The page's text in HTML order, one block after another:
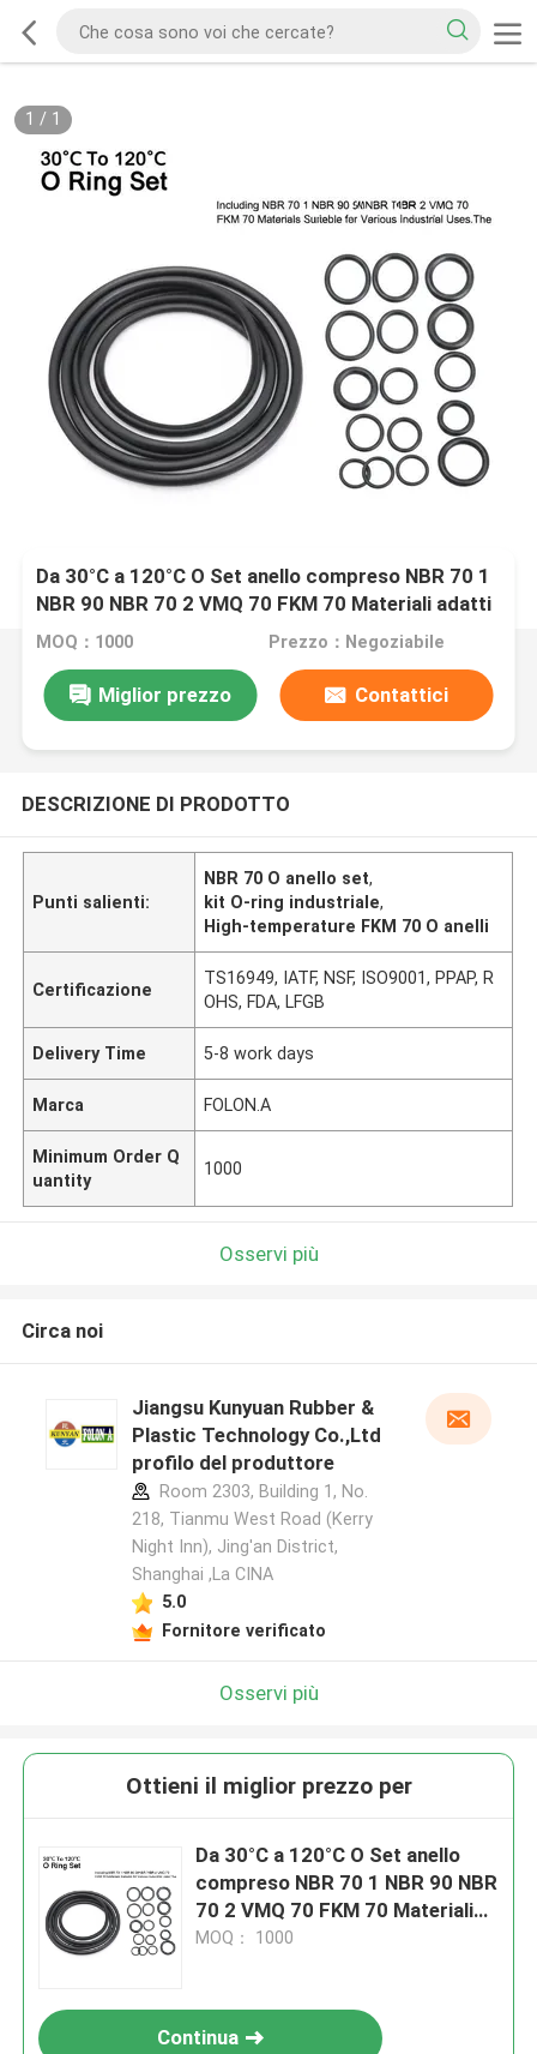
1 / 1
Da 30°C a 120°C O Set anello compreso NBR 70 1
NBR 90 NBR 70 2 VMQ 70 FKM 70 Materiali adatti
a vari usi industriali
MOQ：1000 Prezzo：Negoziabile
Miglior prezzo Contattici
DESCRIZIONE DI PRODOTTO
Punti salienti:
NBR 70 O anello set,
kit O-ring industriale,
High-temperature FKM 70 O anelli
Certificazione
TS16949, IATF, NSF, ISO9001, PPAP, R
OHS, FDA, LFGB
Delivery Time 5-8 work days
Marca FOLON.A
Minimum Order Q
uantity
1000
Osservi più
Circa noi
Jiangsu Kunyuan Rubber &
Plastic Technology Co.,Ltd
profilo del produttore
Room 2303, Building 1, No.
218, Tianmu West Road (Kerry
Night Inn), Jing'an District,
Shanghai ,La CINA
5.0
Fornitore verificato
Osservi più
Ottieni il miglior prezzo per
Da 30°C a 120°C O Set anello
compreso NBR 70 1 NBR 90 NBR
70 2 VMQ 70 FKM 70 Materiali
adatti a vari usi industriali
MOQ： 1000
Continua